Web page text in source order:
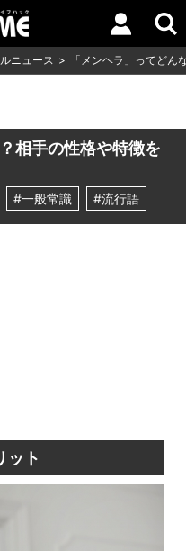
ニュース 「メンヘラ」ってど
相手の性格や特徴を
#一般常識 #流行語
ット